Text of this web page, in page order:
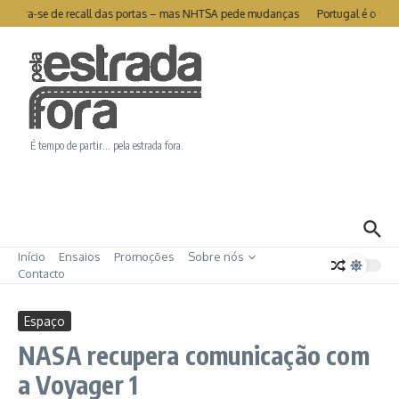
Ir para o conteúdo
livra-se de recall das portas – mas NHTSA pede mudanças Portugal é o
É tempo de partir… pela estrada fora.
Início Ensaios Promoções
Sobre nós
Contacto
Espaço
NASA recupera comunicação com
a Voyager 1